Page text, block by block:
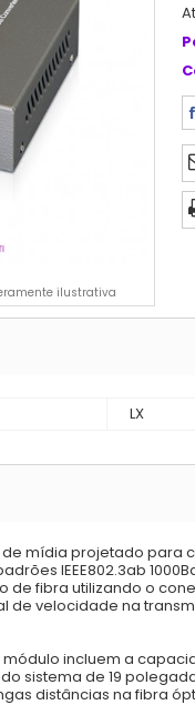
ilustrativa
LX
de mídia projetado para
IEEE802.3ab
fibra utilizando o
de velocidade na
incluem a
sistema de 19
distâncias na fibra